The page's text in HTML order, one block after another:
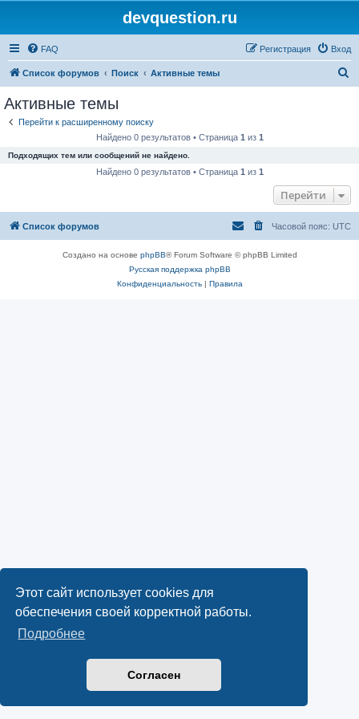
Этот сайт использует cookies для
обеспечения своей корректной работы.
Подробнее
Согласен
devquestion.ru
FAQ Вход
Регистрация
Список форумов Поиск Активные темы
Активные темы
Перейти к расширенному поиску
Найдено 0 результатов • Страница 1 из 1
Подходящих тем или сообщений не найдено.
Найдено 0 результатов • Страница 1 из 1
Перейти
Список форумов Часовой пояс: UTC
Создано на основе phpBB® Forum Software © phpBB Limited
Русская поддержка phpBB
Конфиденциальность| Правила